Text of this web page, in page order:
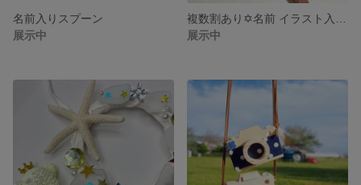
名前入りスプーン
展示中
展示中